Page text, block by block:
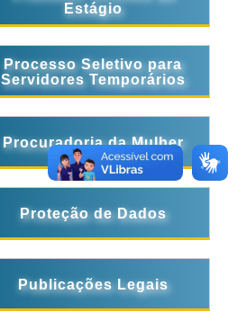
Estágio
Processo Seletivo para
Servidores Temporários
Procuradoria da Mulher
Proteção de Dados
Publicações Legais